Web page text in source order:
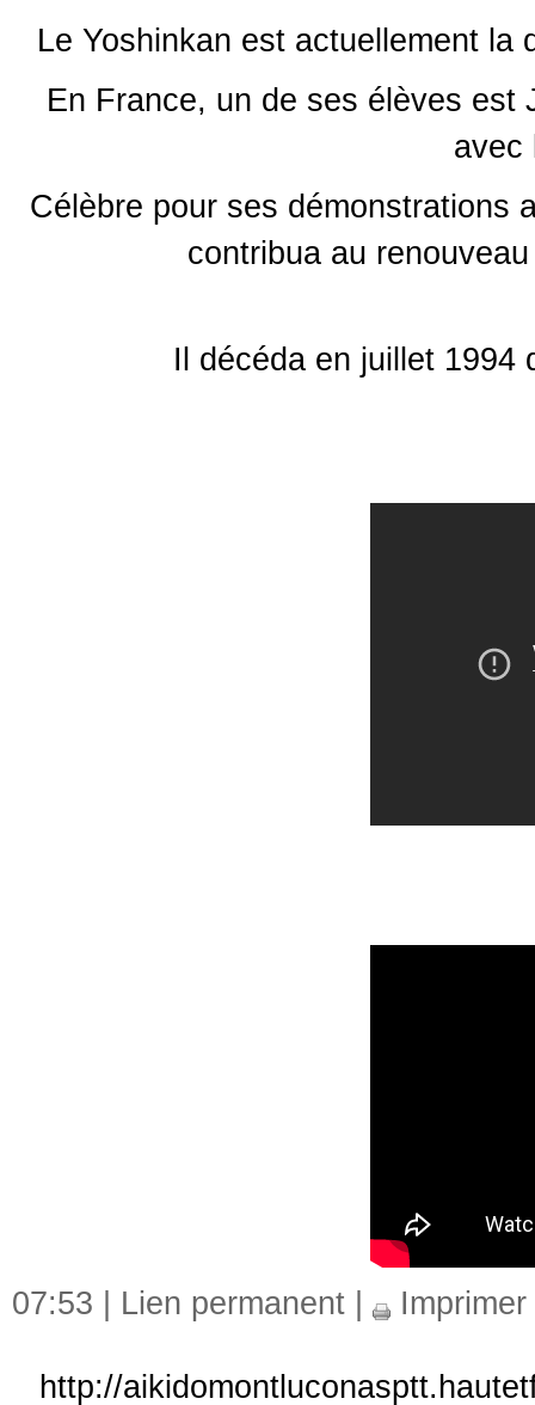
Le Yoshinkan est actuellement la
En France, un de ses élèves est
avec
Célèbre pour ses démonstrations
contribua au
Il décéda en juillet 1994
07:53 | Lien permanent Imprimer
http://